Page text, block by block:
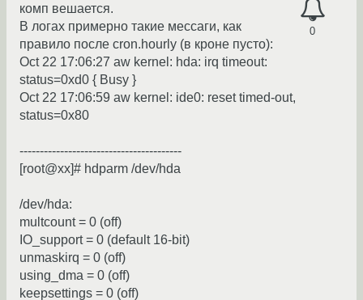
0
комп вешается.
В логах примерно такие мессаги, как
правило после cron.hourly (в кроне пусто):
Oct 22 17:06:27 aw kernel: hda: irq timeout:
status=0xd0 { Busy }
Oct 22 17:06:59 aw kernel: ide0: reset timed-out,
status=0x80
----------------------------------------
[root@xx]# hdparm /dev/hda
/dev/hda:
multcount = 0 (off)
IO_support = 0 (default 16-bit)
unmaskirq = 0 (off)
using_dma = 0 (off)
keepsettings = 0 (off)